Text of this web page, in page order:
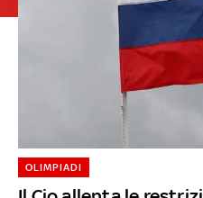
OLIMPIADI